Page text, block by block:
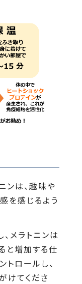
ンは、趣味や
を感じるよう
メラトニンは
と増加する仕
ロールし、
けてくださ